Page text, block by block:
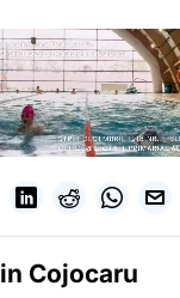
Cojocaru